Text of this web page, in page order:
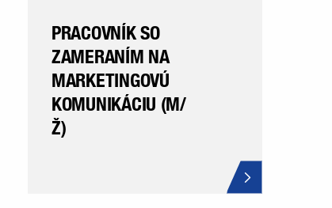
PRACOVNÍK SO
ZAMERANÍM NA
MARKETINGOVÚ
KOMUNIKÁCIU (M/
Ž)